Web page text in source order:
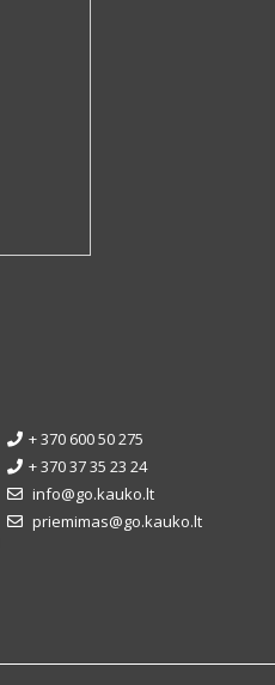
+ 370 600 50 275
+ 370 37 35 23 24
info@go.kauko.lt
priemimas@go.kauko.lt